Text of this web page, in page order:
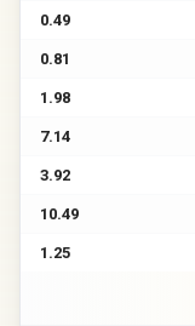
0.49
0.81
1.98
7.14
3.92
10.49
1.25